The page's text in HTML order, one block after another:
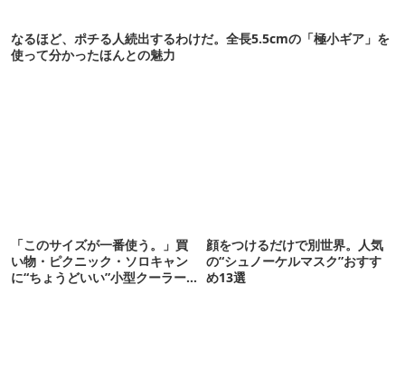
なるほど、ポチる人続出するわけだ。全長5.5cmの「極小ギア」を
使って分かったほんとの魅力
「このサイズが一番使う。」買
い物・ピクニック・ソロキャン
に“ちょうどいい”小型クーラー
顔をつけるだけで別世界。人気
の“シュノーケルマスク”おすす
め13選